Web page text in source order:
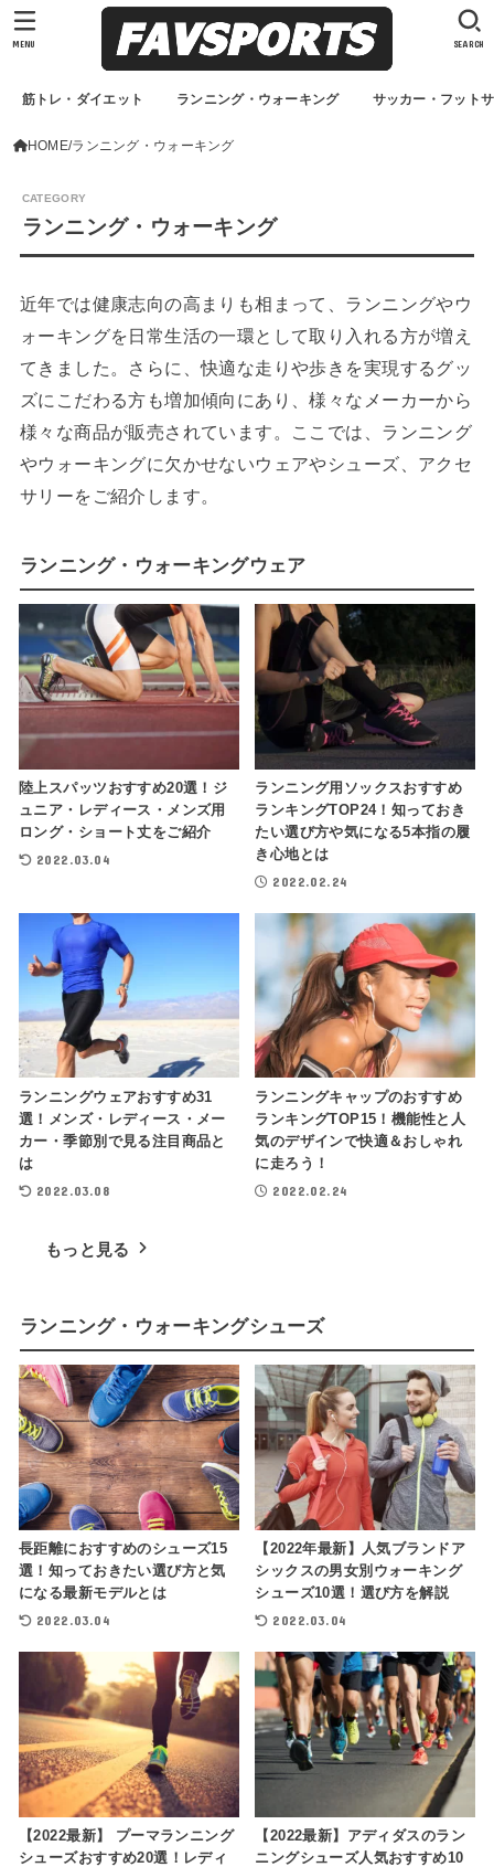
筋トレ・ダイエット ランニング・ウォーキング サッカー・フット
SEARCH
MENU
HOME ランニング・ウォーキング
ランニング・ウォーキング
近年では健康志向の高まりも相まって、ランニングやウ
ォーキングを日常生活の一環として取り入れる方が増え
てきました。さらに、快適な走りや歩きを実現するグッ
ズにこだわる方も増加傾向にあり、様々なメーカーから
様々な商品が販売されています。ここでは、ランニング
やウォーキングに欠かせないウェアやシューズ、アクセ
サリーをご紹介します。
ランニング・ウォーキングウェア
陸上スパッツおすすめ20選！ジ
ュニア・レディース・メンズ用
ロング・ショート丈をご紹介
2022.03.04
ランニング用ソックスおすすめ
ランキングTOP24！知っておき
たい選び方や気になる5本指の履
き心地とは
2022.02.24
ランニングウェアおすすめ31
選！メンズ・レディース・メー
カー・季節別で見る注目商品と
は
2022.03.08
ランニングキャップのおすすめ
ランキングTOP15！機能性と人
気のデザインで快適＆おしゃれ
に走ろう！
2022.02.24
もっと見る
ランニング・ウォーキングシューズ
長距離におすすめのシューズ15
選！知っておきたい選び方と気
になる最新モデルとは
2022.03.04
【2022年最新】人気ブランドア
シックスの男女別ウォーキング
シューズ10選！選び方を解説
2022.03.04
【2022最新】 プーマランニング
シューズおすすめ20選！レディ
【2022最新】アディダスのラン
ニングシューズ人気おすすめ10